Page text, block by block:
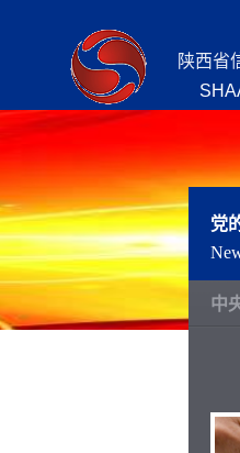
陕西省
党
中